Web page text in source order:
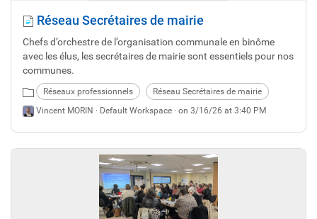
Réseau Secrétaires de mairie
Chefs d’orchestre de l’organisation communale en binôme
avec les élus, les secrétaires de mairie sont essentiels pour nos
communes.
Réseaux professionnels
Réseau Secrétaires de mairie
Vincent MORIN · Default Workspace · on 3/16/26 at 3:40 PM